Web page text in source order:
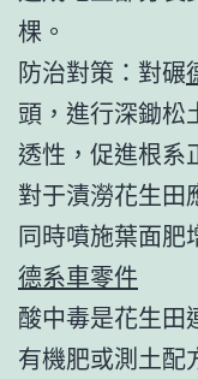
棵。
防治對策：對碾
頭，進行深鋤松
透性，促進根系
對于漬澇花生田
同時噴施葉面肥
德系車零件
酸中毒是花生田
有機肥或測土配